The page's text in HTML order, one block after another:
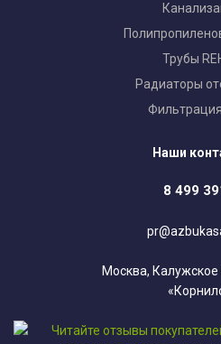
Трубы
Радиаторы
Наши
8 499
Москва, Калужское